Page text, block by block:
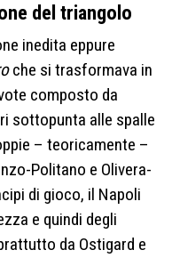
del triangolo
inedita eppure
che si trasformava in
composto da
sottopunta alle spalle
– teoricamente –
Politano e Olivera-
di gioco, il Napoli
e quindi degli
da Ostigard e